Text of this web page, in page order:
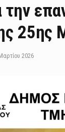
την
25ης
2026